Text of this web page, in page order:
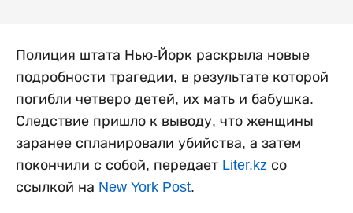
Полиция штата Нью-Йорк раскрыла новые
подробности трагедии, в результате которой
погибли четверо детей, их мать и бабушка.
Следствие пришло к выводу, что женщины
заранее спланировали убийства, а затем
покончили с собой, передает Liter.kz со
ссылкой на New York Post.